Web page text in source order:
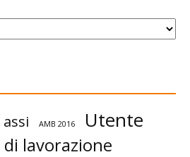
AMB 2016 Utente
lavorazione